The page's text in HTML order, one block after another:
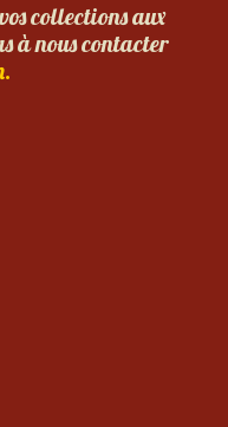
collections aux
à nous contacter